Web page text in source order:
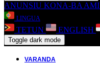
ANUNSIU KONA-BA AMI
LINGUA
TETUN ENGLISH
Toggle dark mode
VARANDA